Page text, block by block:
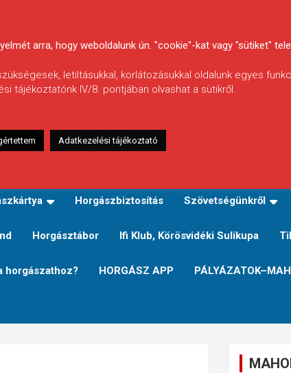
Horgászbiztosítás Szövetségünkről
Horgásztábor Ifi Klub, Körösvidéki Sulikupa
horgászathoz? HORGÁSZ APP
arra, hogy weboldalunk ún. "cookie"-kat vagy "sütiket"
letiltásukkal, korlátozásukkal oldalunk egyes
tájékoztatónk IV/8. pontjában olvashat a sütikről.
Adatkezelési tájékoztató